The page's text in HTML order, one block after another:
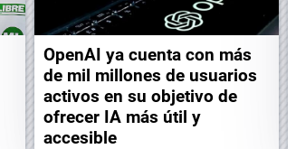
OpenAI ya cuenta con más
de mil millones de usuarios
activos en su objetivo de
ofrecer IA más útil y
accesible